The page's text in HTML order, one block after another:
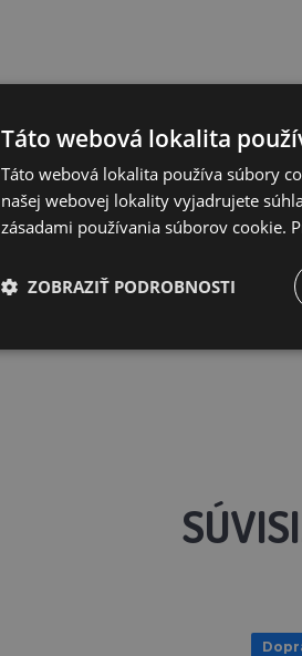
Táto webová lokalita
Táto webová lokalita používa súbory
našej webovej lokality vyjadrujete
zásadami používania súborov cookie.
ZOBRAZIŤ PODROBNOSTI